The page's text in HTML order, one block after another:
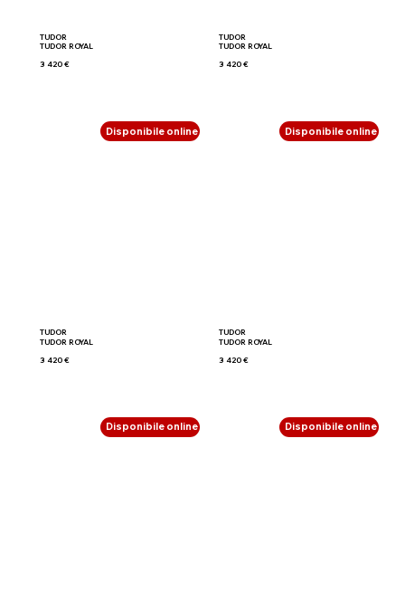
TUDOR
TUDOR ROYAL
3 420 €
TUDOR
TUDOR ROYAL
3 420 €
Disponibile online
TUDOR
TUDOR ROYAL
3 420 €
Disponibile online
TUDOR
TUDOR ROYAL
3 420 €
Disponibile online Disponibile online